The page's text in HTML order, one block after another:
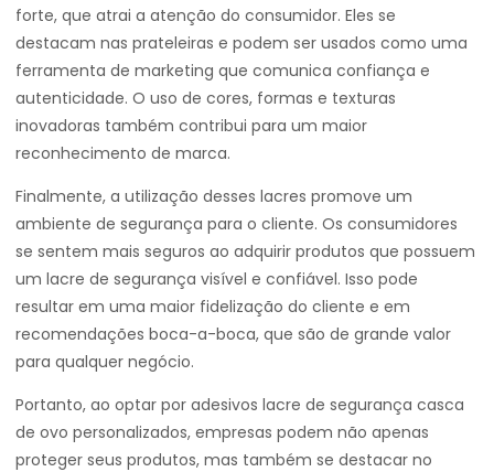
forte, que atrai a atenção do consumidor. Eles se
destacam nas prateleiras e podem ser usados como uma
ferramenta de marketing que comunica confiança e
autenticidade. O uso de cores, formas e texturas
inovadoras também contribui para um maior
reconhecimento de marca.
Finalmente, a utilização desses lacres promove um
ambiente de segurança para o cliente. Os consumidores
se sentem mais seguros ao adquirir produtos que possuem
um lacre de segurança visível e confiável. Isso pode
resultar em uma maior fidelização do cliente e em
recomendações boca-a-boca, que são de grande valor
para qualquer negócio.
Portanto, ao optar por adesivos lacre de segurança casca
de ovo personalizados, empresas podem não apenas
proteger seus produtos, mas também se destacar no